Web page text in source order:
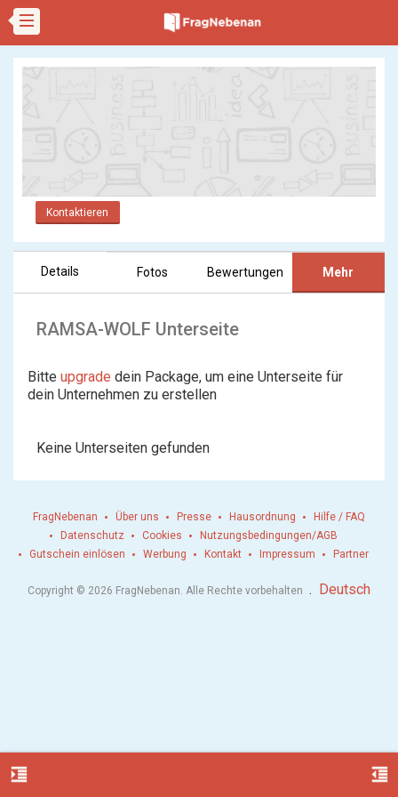
Kontaktieren
Details Fotos Bewertungen Mehr
RAMSA-WOLF Unterseite
Bitte upgrade dein Package, um eine Unterseite für
dein Unternehmen zu erstellen
Keine Unterseiten gefunden
format_indent_increase format_indent_decrease
FragNebenan Über uns Presse Hausordnung
Hilfe / FAQ
Datenschutz
Cookies
Nutzungsbedingungen/AGB
Gutschein einlösen
Werbung Kontakt Impressum Partner
Copyright © 2026 FragNebenan. Alle Rechte vorbehalten . Deutsch